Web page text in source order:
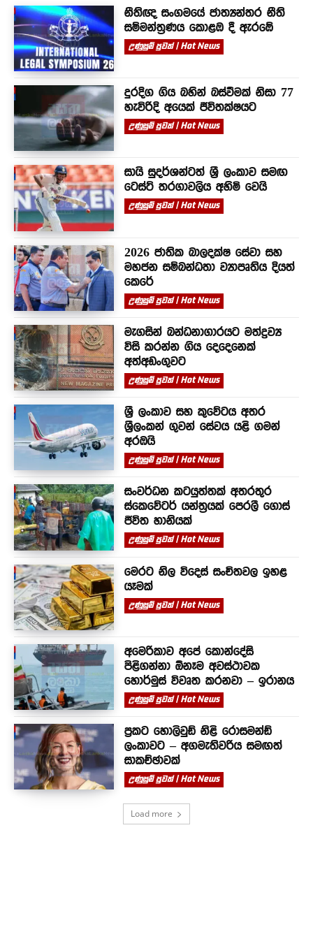
නීතිඥ සංගමයේ ජාත්‍යන්තර නීති
සම්මන්ත්‍රණය කොළඹ දී ඇරඹේ
උණුසුම් පුවත් | Hot News
දුරදිග ගිය බහින් බස්වීමක් නිසා 77
හැවිරිදි අයෙක් ජීවිතක්ෂයට
උණුසුම් පුවත් | Hot News
සායි සුදර්ශන්ටත් ශ්‍රී ලංකාව සමඟ
ටෙස්ට් තරගාවලිය අහිමි වෙයි
උණුසුම් පුවත් | Hot News
2026 ජාතික බාලදක්ෂ සේවා සහ
මහජන සම්බන්ධතා ව්‍යාපෘතිය දියත්
කෙරේ
උණුසුම් පුවත් | Hot News
මැගසින් බන්ධනාගාරයට මත්ද්‍රව්‍ය
විසි කරන්න ගිය දෙදෙනෙක්
අත්අඩංගුවට
උණුසුම් පුවත් | Hot News
ශ්‍රී ලංකාව සහ කුවේටය අතර
ශ්‍රීලංකන් ගුවන් සේවය යළි ගමන්
අරඹයි
උණුසුම් පුවත් | Hot News
සංවර්ධන කටයුත්තක් අතරතුර
ස්කෙවේටර් යන්ත්‍රයක් පෙරලී ගොස්
ජීවිත හානියක්
උණුසුම් පුවත් | Hot News
මෙරට නිල විදෙස් සංචිතවල ඉහළ
යෑමක්
උණුසුම් පුවත් | Hot News
අමෙරිකාව අපේ කොන්දේසි
පිළිගන්නා ඕනෑම අවස්ථාවක
හොර්මුස් විවෘත කරනවා – ඉරානය
උණුසුම් පුවත් | Hot News
ප්‍රකට හොලිවුඩ් නිළි රොසමන්ඩ්
ලංකාවට – අගමැතිවරිය සමඟත්
සාකච්ඡාවක්
උණුසුම් පුවත් | Hot News
Load more